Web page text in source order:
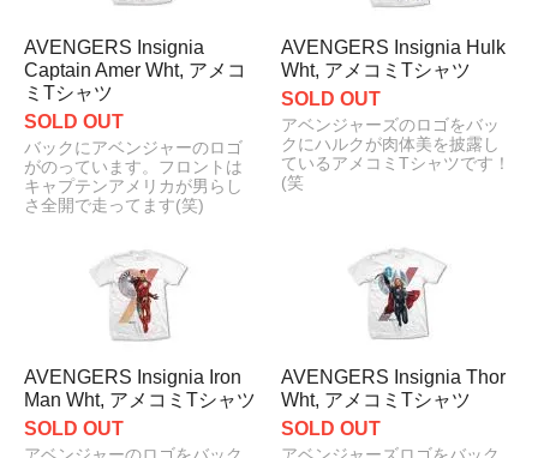
AVENGERS Insignia
Captain Amer Wht, アメコ
ミTシャツ
SOLD OUT
バックにアベンジャーのロゴ
がのっています。フロントは
キャプテンアメリカが男らし
さ全開で走ってます(笑)
AVENGERS Insignia Hulk
Wht, アメコミTシャツ
SOLD OUT
アベンジャーズのロゴをバッ
クにハルクが肉体美を披露し
ているアメコミTシャツです！
(笑
AVENGERS Insignia Iron
Man Wht, アメコミTシャツ
SOLD OUT
AVENGERS Insignia Thor
Wht, アメコミTシャツ
SOLD OUT